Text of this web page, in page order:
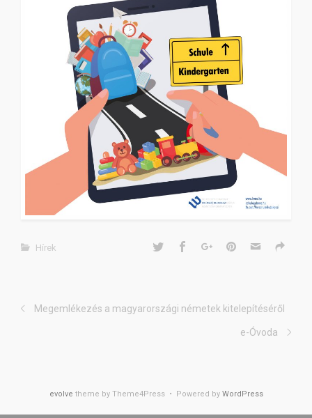
Hírek
Megemlékezés a magyarországi németek kitelepítéséről
e-Óvoda
evolve theme by Theme4Press • Powered by WordPress